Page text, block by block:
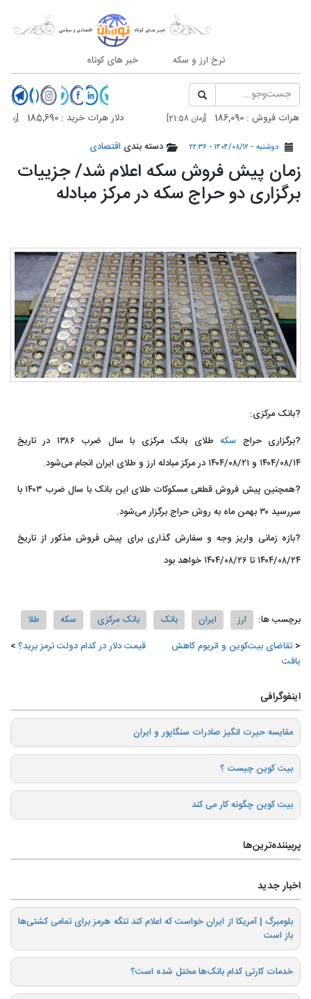
نرخ ارز و سکه خبر های کوتاه
: 186,090 [زمان 21:58] دلار هرات خرید : 185,690 [زمان 21:58]
: 187,500 [زمان 20:59] دلار تهران خرید : 187,100 دوشنبه - ۱۴۰۴/۰۸/۱۲ - ۲۲:۳۶ دسته بندی اقتصادی
زمان پیش فروش سکه اعلام شد/ جزییات
برگزاری دو حراج سکه در مرکز مبادله
?بانک مرکزی:
?برگزاری حراج سکه
طلای بانک مرکزی با سال ضرب ۱۳۸۶ در تاریخ
۱۴۰۴/۰۸/۱۴ و ۱۴۰۴/۰۸/۲۱ در مرکز مبادله ارز و طلای ایران انجام می‌شود.
?همچنین پیش فروش قطعی مسکوکات طلای این بانک با سال ضرب ۱۴۰۳ با
سررسید ۳۰ بهمن ماه به روش حراج برگزار می‌شود.
?بازه زمانی واریز وجه و سفارش گذاری برای پیش فروش مذکور از تاریخ
۱۴۰۴/۰۸/۲۴ تا ۱۴۰۴/۰۸/۲۶ خواهد بود
برچسب ها: ارز ایران بانک بانک مرکزی سکه
طلا
تقاضای بیت‌کوین و اتریوم کاهش
یافت
قیمت دلار در کدام دولت ترمز برید؟
اینفوگرافی
️مقایسه حیرت انگیز صادرات سنگاپور و ایران
بیت کوین چیست ؟
بیت کوین چگونه کار می کند
پربیننده‌ترین‌ها
اخبار جدید
بلومبرگ | آمریکا از ایران خواست که اعلام کند تنگه هرمز برای تمامی کشتی‌ها
باز است
خدمات کارتی کدام بانک‌ها مختل شده است؟